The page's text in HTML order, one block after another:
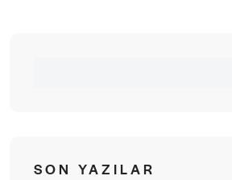
SON YAZILAR